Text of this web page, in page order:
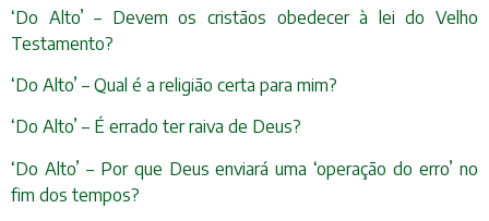
‘Do Alto’ – Devem os cristãos obedecer à lei do Velho
Testamento?
‘Do Alto’ – Qual é a religião certa para mim?
‘Do Alto’ – É errado ter raiva de Deus?
‘Do Alto’ – Por que Deus enviará uma ‘operação do erro’ no
fim dos tempos?